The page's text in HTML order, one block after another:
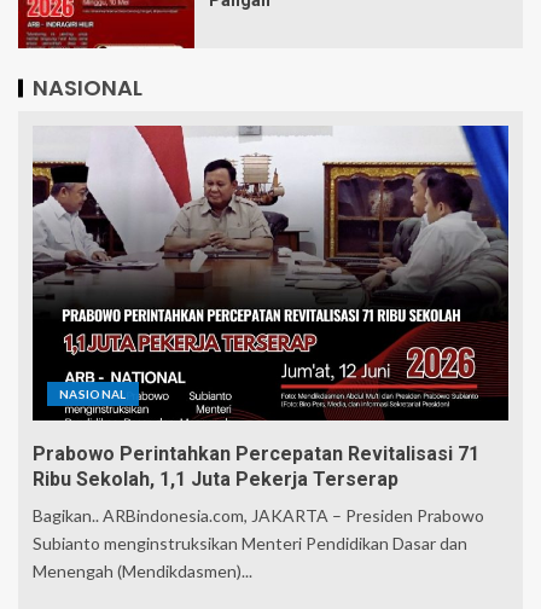
NASIONAL
NASIONAL
Prabowo Perintahkan Percepatan Revitalisasi 71
Ribu Sekolah, 1,1 Juta Pekerja Terserap
Bagikan.. ARBindonesia.com, JAKARTA – Presiden Prabowo
Subianto menginstruksikan Menteri Pendidikan Dasar dan
Menengah (Mendikdasmen)...